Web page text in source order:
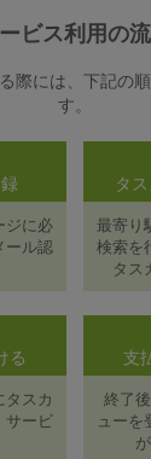
ビス利用の
際には、下記の
す。
ジに必
ール認
タ
最寄り
検索を
タス
る
タスカ
サービ
支
終了
ューを